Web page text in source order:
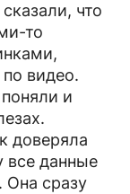
что
то
видео.
и
доверяла
все данные
Она сразу